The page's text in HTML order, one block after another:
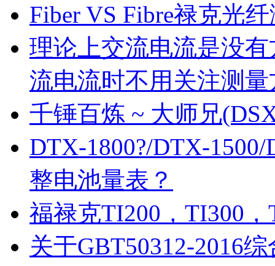
CCTT工程师证书
Fiber VS Fibre禄克光
理论上交流电流是没
流电流时不用关注测
千锤百炼 ~ 大师兄
DTX-1800?/DTX-
整电池量表？
福禄克TI200，TI300
关于GBT50312-2016